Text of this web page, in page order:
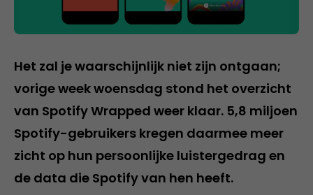
Het zal je waarschijnlijk niet zijn ontgaan;
vorige week woensdag stond het overzicht
van Spotify Wrapped weer klaar. 5,8 miljoen
Spotify-gebruikers kregen daarmee meer
zicht op hun persoonlijke luistergedrag en
de data die Spotify van hen heeft.